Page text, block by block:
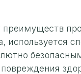
преимуществ
используется